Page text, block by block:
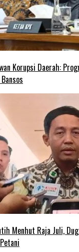
Korupsi Daerah:
Menhut Raja Juli,